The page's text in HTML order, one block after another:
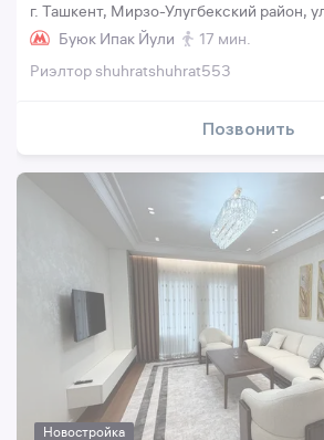
г. Ташкент, Мирзо-Улугбекский район,
Буюк Ипак Йули
17 мин.
Риэлтор shuhratshuhrat553
Позвонить
Новостройка